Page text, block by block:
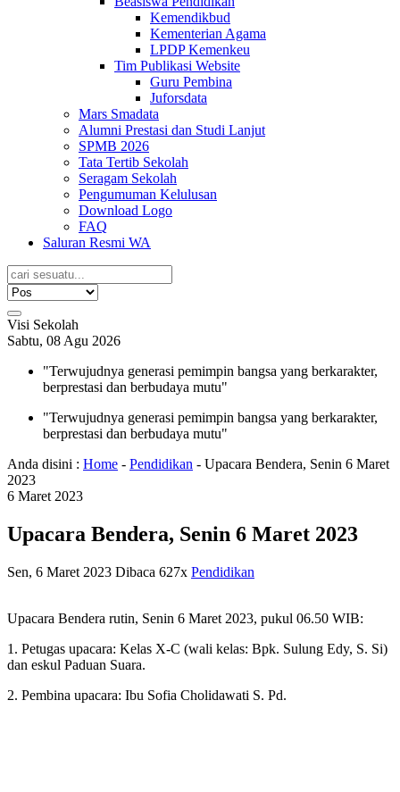
Kemendikbud
Kementerian Agama
LPDP Kemenkeu
Tim Publikasi Website
Guru Pembina
Juforsdata
Mars Smadata
Alumni Prestasi dan Studi Lanjut
SPMB 2026
Tata Tertib Sekolah
Seragam Sekolah
Pengumuman Kelulusan
Download Logo
FAQ
Saluran Resmi WA
Visi Sekolah
Sabtu, 08 Agu 2026
"Terwujudnya generasi pemimpin bangsa yang berkarakter,
berprestasi dan berbudaya mutu"
"Terwujudnya generasi pemimpin bangsa yang berkarakter,
berprestasi dan berbudaya mutu"
Anda disini : Home - Pendidikan - Upacara Bendera, Senin 6 Maret
2023
6 Maret 2023
Upacara Bendera, Senin 6 Maret 2023
Sen, 6 Maret 2023 Dibaca 627x Pendidikan
Upacara Bendera rutin, Senin 6 Maret 2023, pukul 06.50 WIB:
1. Petugas upacara: Kelas X-C (wali kelas: Bpk. Sulung Edy, S. Si)
dan eskul Paduan Suara.
2. Pembina upacara: Ibu Sofia Cholidawati S. Pd.